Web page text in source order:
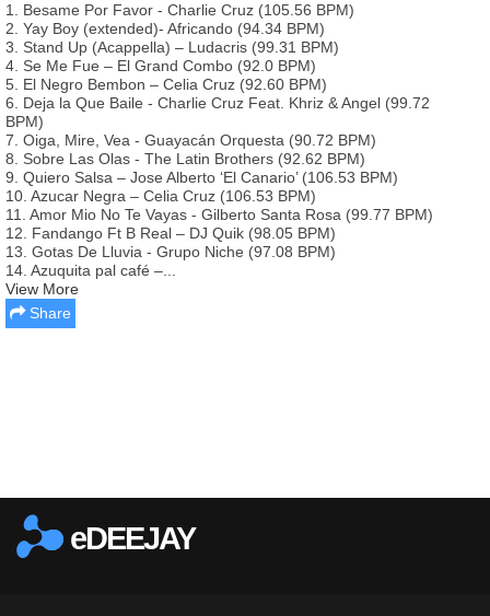
1. Besame Por Favor - Charlie Cruz (105.56 BPM)
2. Yay Boy (extended)- Africando (94.34 BPM)
3. Stand Up (Acappella) – Ludacris (99.31 BPM)
4. Se Me Fue – El Grand Combo (92.0 BPM)
5. El Negro Bembon – Celia Cruz (92.60 BPM)
6. Deja la Que Baile - Charlie Cruz Feat. Khriz & Angel (99.72
BPM)
7. Oiga, Mire, Vea - Guayacán Orquesta (90.72 BPM)
8. Sobre Las Olas - The Latin Brothers (92.62 BPM)
9. Quiero Salsa – Jose Alberto ‘El Canario’ (106.53 BPM)
10. Azucar Negra – Celia Cruz (106.53 BPM)
11. Amor Mio No Te Vayas - Gilberto Santa Rosa (99.77 BPM)
12. Fandango Ft B Real – DJ Quik (98.05 BPM)
13. Gotas De Lluvia - Grupo Niche (97.08 BPM)
14. Azuquita pal café –...
View More
Share
eDEEJAY